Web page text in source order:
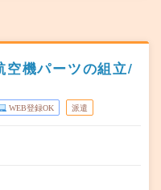
空機パーツの組立/
WEB登録OK 派遣